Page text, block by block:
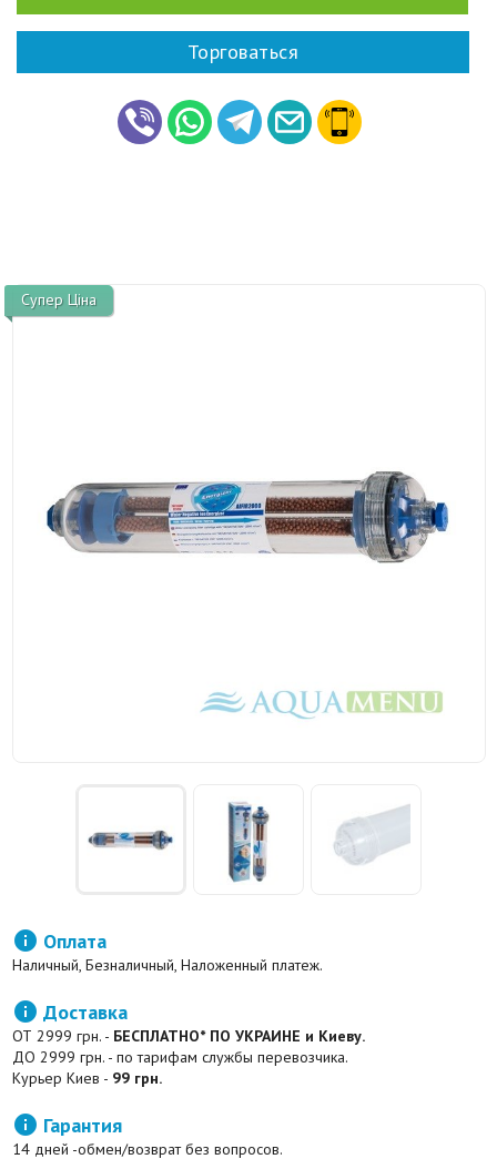
Торговаться
Супер Ціна
 Оплата
Наличный, Безналичный, Наложенный платеж.
 Доставка
ОТ 2999 грн. - БЕСПЛАТНО* ПО УКРАИНЕ и Киеву.
ДО 2999 грн. - по тарифам службы перевозчика.
Курьер Киев - 99 грн.
 Гарантия
14 дней -обмен/возврат без вопросов.